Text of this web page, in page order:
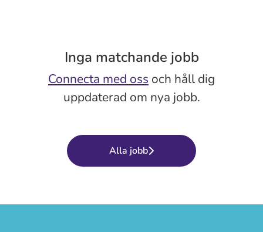
Inga matchande jobb
Connecta med oss och håll dig
uppdaterad om nya jobb.
Alla jobb